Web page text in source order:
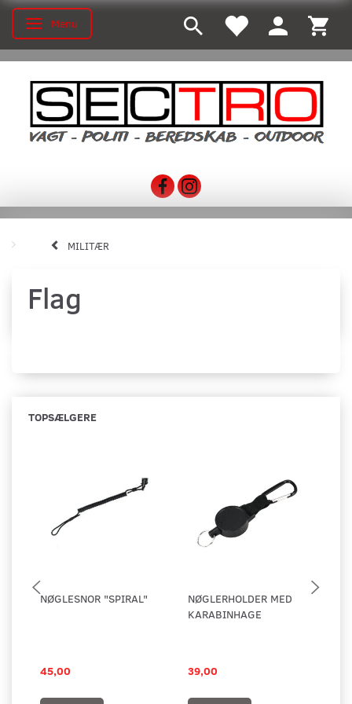
Skifte navigation
Menu
MILITÆR
Flag
TOPSÆLGERE
NØGLESNOR "SPIRAL"
45,00
NØGLERHOLDER MED
KARABINHAGE
39,00